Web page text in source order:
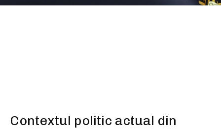
Contextul politic actual din